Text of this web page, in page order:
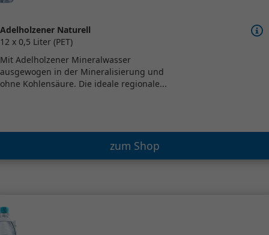
Adelholzener Naturell
12 x 0,5 Liter (PET)
Mit Adelholzener Mineralwasser
ausgewogen in der Mineralisierung und
ohne Kohlensäure. Die ideale regionale...
zum Shop